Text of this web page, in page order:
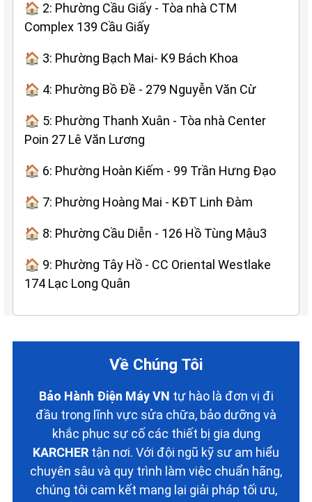
🏠 2: Phường Cầu Giấy - Tòa nhà CTM
Complex 139 Cầu Giấy
🏠 3: Phường Bạch Mai- K9 Bách Khoa
🏠 4: Phường Bồ Đề - 279 Nguyễn Văn Cừ
🏠 5: Phường Thanh Xuân - Tòa nhà Center
Poin 27 Lê Văn Lương
🏠 6: Phường Hoàn Kiếm - 99 Trần Hưng Đạo
🏠 7: Phường Hoàng Mai - KĐT Linh Đàm
🏠 8: Phường Cầu Diễn - 126 Hồ Tùng Mậu3
🏠 9: Phường Tây Hồ - CC Oriental Westlake
174 Lạc Long Quân
Về Chúng Tôi
Bảo Hành Điện Máy VN tự hào là đơn vị đi
đầu trong lĩnh vực sửa chữa, bảo dưỡng và
khắc phục sự cố các thiết bị gia dụng
KARCHER tận nơi. Với đội ngũ kỹ sư am hiểu
chuyên sâu và quy trình làm việc chuẩn hãng,
chúng tôi cam kết mang lại giải pháp tối ưu,